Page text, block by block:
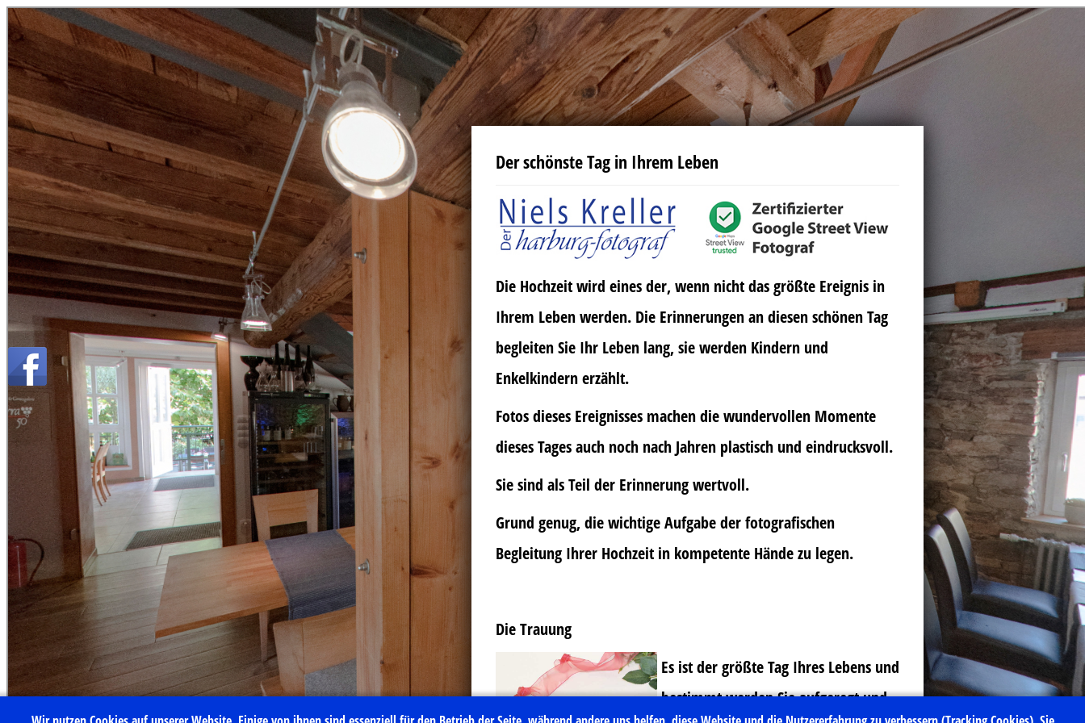
Der schönste Tag in Ihrem Leben
Die Hochzeit wird eines der, wenn nicht das größte Ereignis in
Ihrem Leben werden. Die Erinnerungen an diesen schönen Tag
begleiten Sie Ihr Leben lang, sie werden Kindern und
Enkelkindern erzählt.
Fotos dieses Ereignisses machen die wundervollen Momente
dieses Tages auch noch nach Jahren plastisch und eindrucksvoll.
Sie sind als Teil der Erinnerung wertvoll.
Grund genug, die wichtige Aufgabe der fotografischen
Begleitung Ihrer Hochzeit in kompetente Hände zu legen.
Die Trauung
Es ist der größte Tag Ihres Lebens und
bestimmt werden Sie aufgeregt und